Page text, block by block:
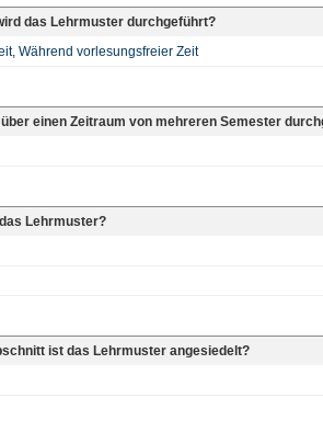
das Lehrmuster durchgeführt?
Während vorlesungsfreier Zeit
einen Zeitraum von mehreren Semester
Lehrmuster?
ist das Lehrmuster angesiedelt?